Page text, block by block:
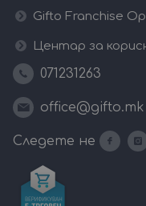
Gifto Franchise
Центар за
071231263
office@gifto.mk
Следете не